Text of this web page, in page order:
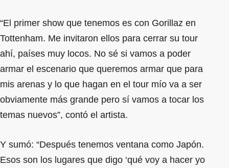
“El primer show que tenemos es con Gorillaz en
Tottenham. Me invitaron ellos para cerrar su tour
ahí, países muy locos. No sé si vamos a poder
armar el escenario que queremos armar que para
mis arenas y lo que hagan en el tour mío va a ser
obviamente más grande pero sí vamos a tocar los
temas nuevos”, contó el artista.
Y sumó: “Después tenemos ventana como Japón.
Esos son los lugares que digo ‘qué voy a hacer yo